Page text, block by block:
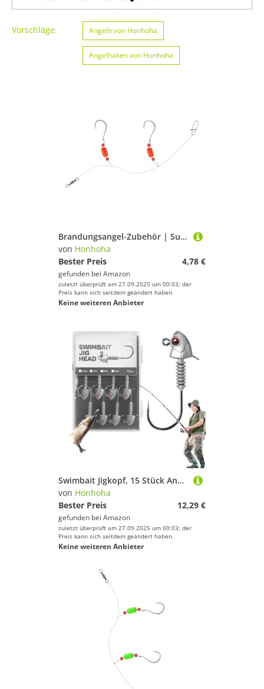
Honhoha
Geschlecht
Angelausrüstung von Honhoha aus unserem
Sortiment. Du kannst auch gezieltAngeln von
Honhoha
Badminton von Honhoha
Du schaust etwas breiter und siehst Dich auf unserer
Seite mit sämtlichen Sportartikeln von
unter allen Produkten für den SportAngeln von
Vorschläge: Angeln von Honhoha
Angelhaken von Honhoha
Brandungsangel-Zubehör | Surfang Ausrüstung,Köder System Set Zum Fang Von Pompano Forelle Barsch Angelruten Zubehör Für See Fluss Küste
von Honhoha
Bester Preis
4,78 €
gefunden bei Amazon
zuletzt überprüft am 27.09.2025 um 00:03; der
Preis kann sich seitdem geändert haben.
Keine weiteren Anbieter
Swimbait Jigkopf, 15 Stück Angelhaken, rutschfeste Gewichtete Jigköpfe Für Zander Wels Forellenbarsch Salzwasser Süßwasser
von Honhoha
Bester Preis
12,29 €
gefunden bei Amazon
zuletzt überprüft am 27.09.2025 um 00:03; der
Preis kann sich seitdem geändert haben.
Keine weiteren Anbieter